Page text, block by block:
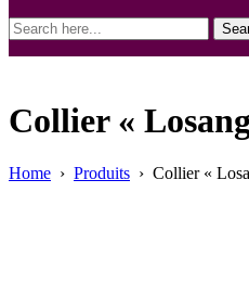
Collier «
Home › Produits › Collier «